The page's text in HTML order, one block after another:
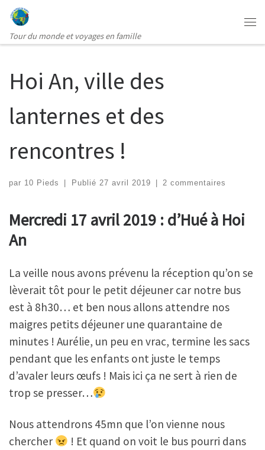
Passer au contenu
Tour du monde et voyages en famille
Hoi An, ville des
lanternes et des
rencontres !
par 10 Pieds | Publié 27 avril 2019 | 2 commentaires
Mercredi 17 avril 2019 : d’Hué à Hoi
An
La veille nous avons prévenu la réception qu’on se
lèverait tôt pour le petit déjeuner car notre bus
est à 8h30… et ben nous allons attendre nos
maigres petits déjeuner une quarantaine de
minutes ! Aurélie, un peu en vrac, termine les sacs
pendant que les enfants ont juste le temps
d’avaler leurs œufs ! Mais ici ça ne sert à rien de
trop se presser…
Nous attendrons 45mn que l’on vienne nous
chercher
! Et quand on voit le bus pourri dans